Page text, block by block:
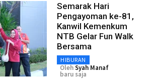
Semarak Hari
Pengayoman ke-81,
Kanwil Kemenkum
NTB Gelar Fun Walk
Bersama
HIBURAN
OlehSyah Manaf
baru saja